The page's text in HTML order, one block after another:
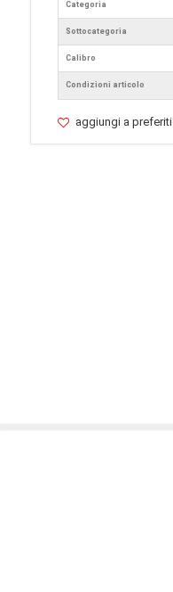
Categoria
Sottocategoria
Calibro
Condizioni articolo
aggiungi a preferiti